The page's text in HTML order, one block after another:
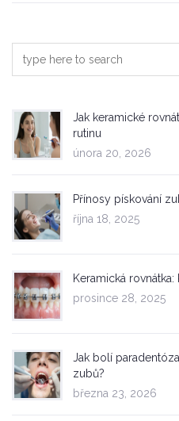
Jak keramické
rutinu
února 20, 2026
Přínosy pískování
října 18, 2025
Keramická
prosince 28, 2025
Jak bolí
zubů?
března 23, 2026